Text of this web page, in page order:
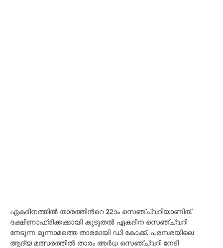
ഏകദിനത്തില്‍ താരത്തിന്‍റെ 22ാം സെഞ്ച്വറിയാണിത്.
ദക്ഷിണാഫ്രിക്കക്കായി കൂടുതല്‍ ഏകദിന സെഞ്ച്വറി
നേടുന്ന മൂന്നാമത്തെ താരമായി ഡി കോക്ക്. പരമ്പരയിലെ
ആദ്യ മത്സരത്തില്‍ താരം അര്‍ധ സെഞ്ച്വറി നേടി